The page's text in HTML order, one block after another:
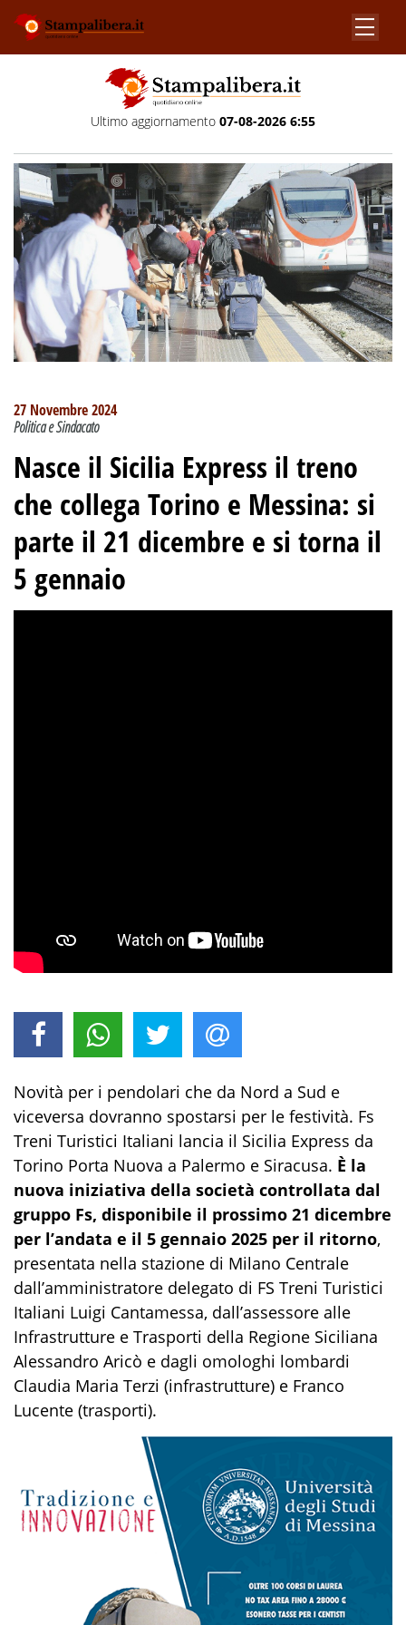
Ultimo aggiornamento 07-08-2026 6:55
27 Novembre 2024
Politica e Sindacato
Nasce il Sicilia Express il treno
che collega Torino e Messina: si
parte il 21 dicembre e si torna il
5 gennaio
Novità per i pendolari che da Nord a Sud e
viceversa dovranno spostarsi per le festività. Fs
Treni Turistici Italiani lancia il Sicilia Express da
Torino Porta Nuova a Palermo e Siracusa. È la
nuova iniziativa della società controllata dal
gruppo Fs, disponibile il prossimo 21 dicembre
per l’andata e il 5 gennaio 2025 per il ritorno,
presentata nella stazione di Milano Centrale
dall’amministratore delegato di FS Treni Turistici
Italiani Luigi Cantamessa, dall’assessore alle
Infrastrutture e Trasporti della Regione Siciliana
Alessandro Aricò e dagli omologhi lombardi
Claudia Maria Terzi (infrastrutture) e Franco
Lucente (trasporti).